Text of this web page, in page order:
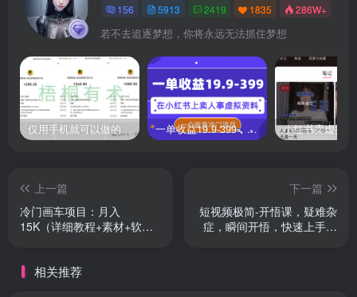
156 5913 2419 1835 286W+
若不去追逐梦想，你将永远无法抓住梦想
仅用手机就可以做的小项目，当天就能见钱，每天100-300 一单收益19.9-399，一个蓝海冷门项目，在小红书上卖人事虚拟资料
上一篇
冷门画车项目：月入
15K（详细教程+素材+软
下一篇
短视频极简-开悟课，疑难杂
症，瞬间开悟，快速上手必
相关推荐